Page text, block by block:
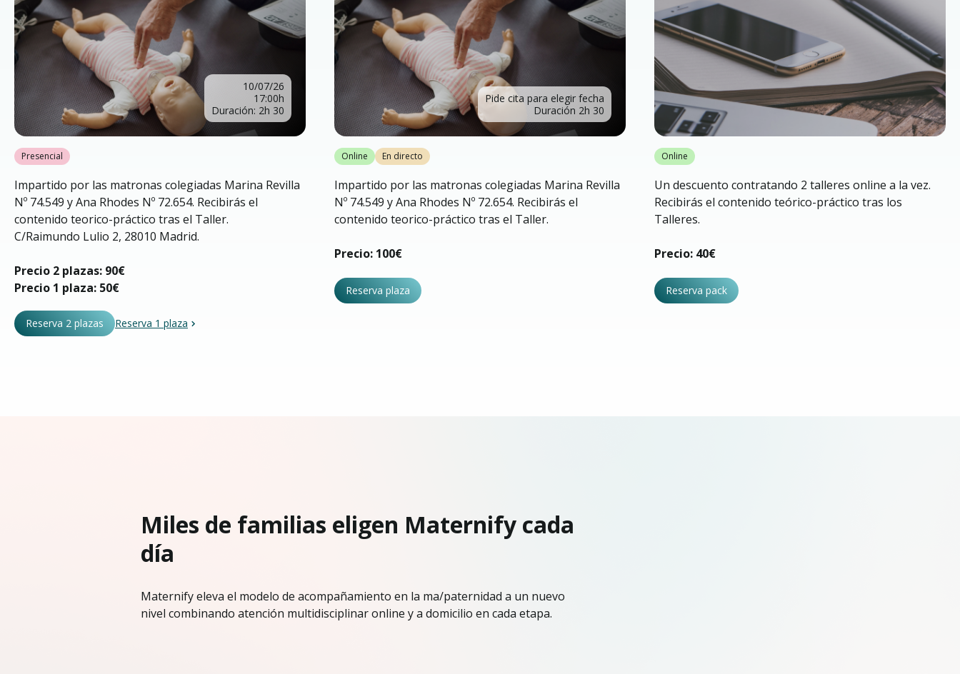
10/07/26
17:00h
Duración: 2h 30
Presencial
Impartido por las matronas colegiadas Marina Revilla
Nº 74.549 y Ana Rhodes Nº 72.654. Recibirás el
contenido teorico-práctico tras el Taller.
C/Raimundo Lulio 2, 28010 Madrid.
Precio 2 plazas: 90€
Precio 1 plaza: 50€
Reserva 2 plazas Reserva 1 plaza
Pide cita para elegir fecha
Duración 2h 30
Online En directo
Impartido por las matronas colegiadas Marina Revilla
Nº 74.549 y Ana Rhodes Nº 72.654. Recibirás el
contenido teorico-práctico tras el Taller.
Precio: 100€
Reserva plaza
Online
Un descuento contratando 2 talleres online a la vez.
Recibirás el contenido teórico-práctico tras los
Talleres.
Precio: 40€
Reserva pack
Miles de familias eligen Maternify cada
día
Maternify eleva el modelo de acompañamiento en la ma/paternidad a un nuevo
nivel combinando atención multidisciplinar online y a domicilio en cada etapa.